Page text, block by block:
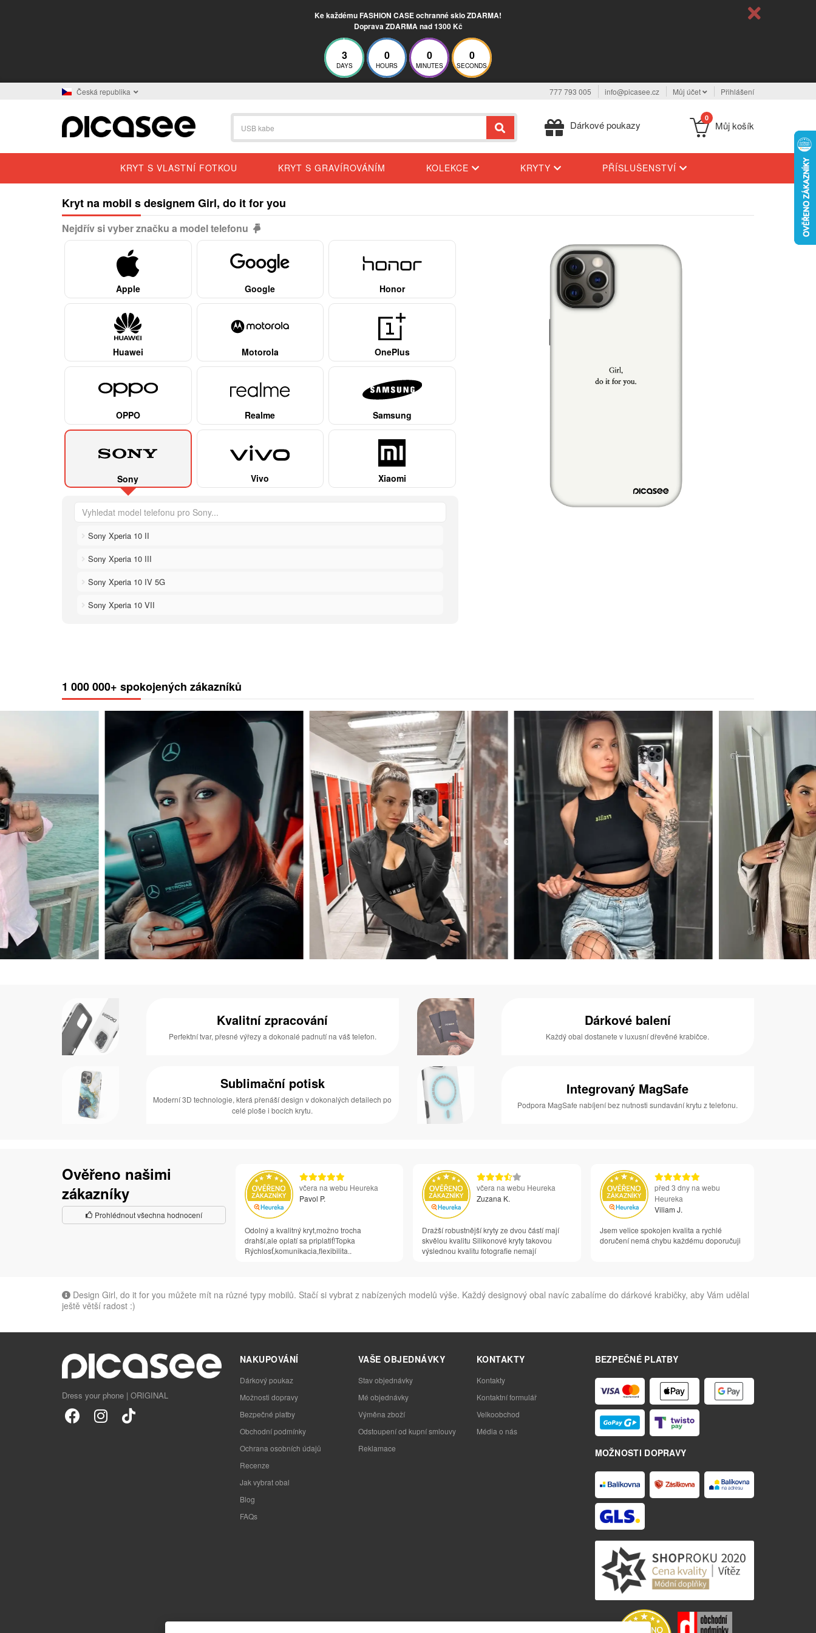
Ke každému FASHION CASE ochranné sklo ZDARMA!
Doprava ZDARMA nad 1300 Kč
2
DAYS
23
HOURS
59
MINUTES
59
SECONDS
Česká republika 777 793 005 info@picasee.cz Můj účet Přihlášení
Dárkové poukazy
0
Můj košík
KRYT S VLASTNÍ FOTKOU KRYT S GRAVÍROVÁNÍM KOLEKCE KRYTY PŘÍSLUŠENSTVÍ
Kryt na mobil s designem Girl, do it for you
Nejdřív si vyber značku a model telefonu
Apple Google Honor
Huawei Motorola OnePlus
OPPO Realme Samsung
Sony Vivo Xiaomi
Sony Xperia 10 II
Sony Xperia 10 III
Sony Xperia 10 IV 5G
Sony Xperia 10 VII
1 000 000+ spokojených zákazníků
Kvalitní zpracování
Perfektní tvar, přesné výřezy a dokonalé padnutí na váš telefon.
Dárkové balení
Každý obal dostanete v luxusní dřevěné krabičce.
Sublimační potisk
Moderní 3D technologie, která přenáší design v dokonalých detailech po
celé ploše i bocích krytu.
Integrovaný MagSafe
Podpora MagSafe nabíjení bez nutnosti sundavání krytu z telefonu.
Ověřeno našimi
zákazníky
Prohlédnout všechna hodnocení
včera na webu Heureka
Pavol P.
Odolný a kvalitný kryt,možno trocha
drahší,ale oplatí sa priplatiť!Topka
Rýchlosť,komunikacia,flexibilita..
včera na webu Heureka
Zuzana K.
Dražší robustnější kryty ze dvou částí mají
skvělou kvalitu Silikonové kryty takovou
výslednou kvalitu fotografie nemají
před 3 dny na webu
Heureka
Viliam J.
Jsem velice spokojen kvalita a rychlé
doručení nemá chybu každému doporučuji
Design Girl, do it for you můžete mít na různé typy mobilů. Stačí si vybrat z nabízených modelů výše. Každý designový obal navíc zabalíme do dárkové krabičky, aby Vám udělal
ještě větší radost :)
Dress your phone | ORIGINAL
BEZPEČNÉ PLATBY
MOŽNOSTI DOPRAVY
NAKUPOVÁNÍ
Dárkový poukaz
Možnosti dopravy
Bezpečné platby
Obchodní podmínky
Ochrana osobních údajů
Recenze
Jak vybrat obal
Blog
FAQs
VAŠE OBJEDNÁVKY
Stav objednávky
Mé objednávky
Výměna zboží
Odstoupení od kupní smlouvy
Reklamace
KONTAKTY
Kontakty
Kontaktní formulář
Velkoobchod
Média o nás